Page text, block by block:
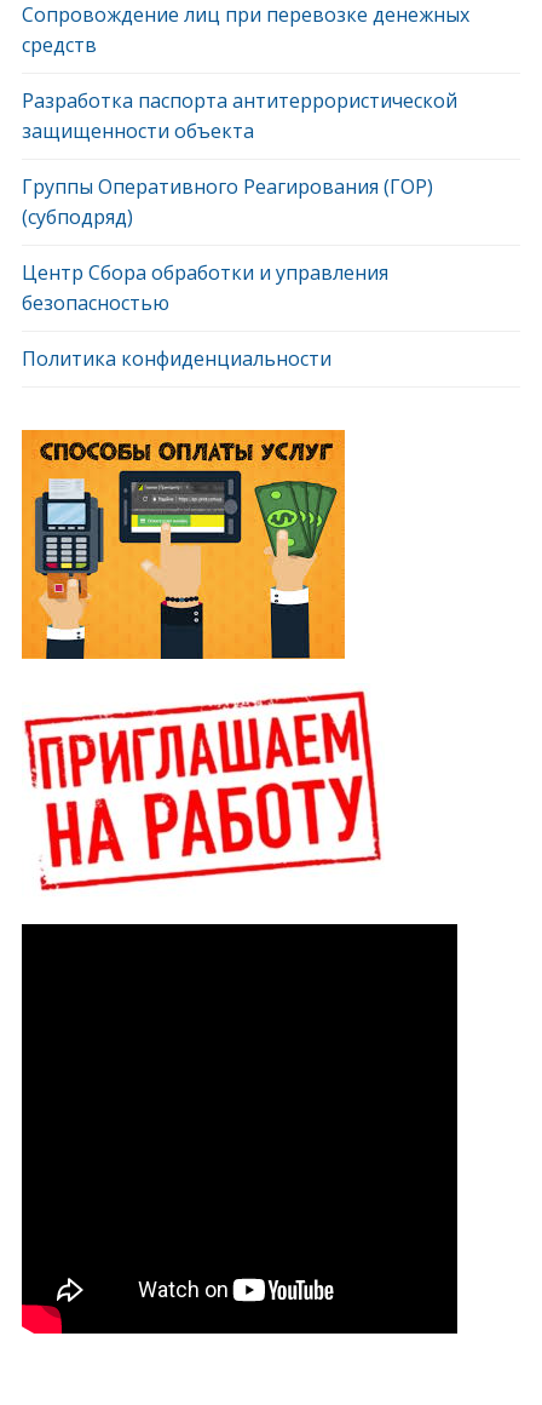
Сопровождение лиц при перевозке денежных
средств
Разработка паспорта антитеррористической
защищенности объекта
Группы Оперативного Реагирования (ГОР)
(субподряд)
Центр Сбора обработки и управления
безопасностью
Политика конфиденциальности